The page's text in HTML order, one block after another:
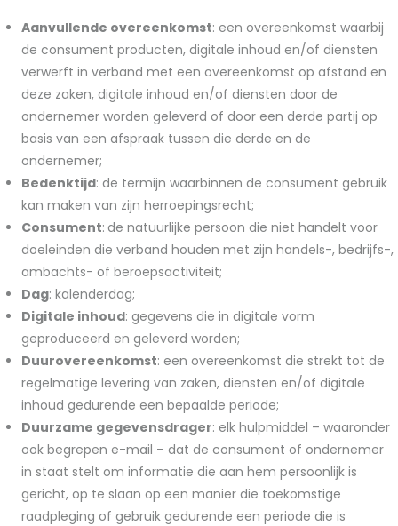
Aanvullende overeenkomst: een overeenkomst waarbij
de consument producten, digitale inhoud en/of diensten
verwerft in verband met een overeenkomst op afstand en
deze zaken, digitale inhoud en/of diensten door de
ondernemer worden geleverd of door een derde partij op
basis van een afspraak tussen die derde en de
ondernemer;
Bedenktijd: de termijn waarbinnen de consument gebruik
kan maken van zijn herroepingsrecht;
Consument: de natuurlijke persoon die niet handelt voor
doeleinden die verband houden met zijn handels-, bedrijfs-,
ambachts- of beroepsactiviteit;
Dag: kalenderdag;
Digitale inhoud: gegevens die in digitale vorm
geproduceerd en geleverd worden;
Duurovereenkomst: een overeenkomst die strekt tot de
regelmatige levering van zaken, diensten en/of digitale
inhoud gedurende een bepaalde periode;
Duurzame gegevensdrager: elk hulpmiddel – waaronder
ook begrepen e-mail – dat de consument of ondernemer
in staat stelt om informatie die aan hem persoonlijk is
gericht, op te slaan op een manier die toekomstige
raadpleging of gebruik gedurende een periode die is